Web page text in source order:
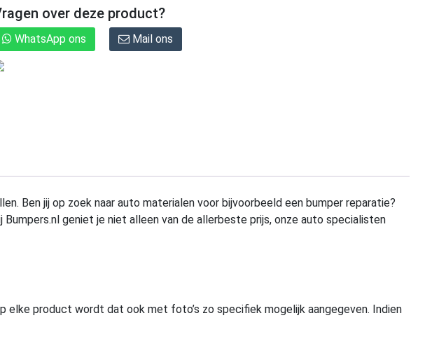
over deze product?
WhatsApp ons Mail ons
Ben jij op zoek naar auto materialen voor bijvoorbeeld een bumper reparatie?
geniet je niet alleen van de allerbeste prijs, onze auto specialisten
product wordt dat ook met foto’s zo specifiek mogelijk aangegeven. Indien